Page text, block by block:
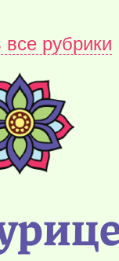
рубрики